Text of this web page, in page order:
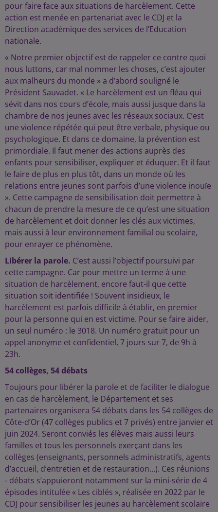
pour faire face aux situations de harcèlement. Cette
action est menée en partenariat avec le CDJ et la
Direction académique des services de l’Education
nationale.
« Notre premier objectif est de rappeler ce contre quoi
nous luttons, car mal nommer les choses, c’est ajouter
aux malheurs du monde » a d’abord souligné le
Président Sauvadet. « Le harcèlement est un fléau qui
sévit dans nos cours d’école, mais aussi jusque dans la
chambre de nos jeunes avec les réseaux sociaux. C’est
une violence répétée qui peut être verbale, physique ou
psychologique. Et dans ce domaine, la prévention est
primordiale. Il faut mener des actions auprès des
enfants pour sensibiliser, expliquer et éduquer. Et il faut
le faire de plus en plus tôt, dans un monde où les
relations entre jeunes sont parfois d’une violence inouïe
». Cette campagne de sensibilisation doit permettre à
chacun de prendre la mesure de ce qu’est une situation
de harcèlement et doit donner les clés aux victimes,
mais aussi à leur environnement familial ou scolaire,
pour enrayer ce phénomène.
Libérer la parole. C’est aussi l’objectif poursuivi par
cette campagne. Car pour mettre un terme à une
situation de harcèlement, encore faut-il que cette
situation soit identifiée ! Souvent insidieux, le
harcèlement est parfois difficile à établir, en premier
pour la personne qui en est victime. Pour se faire aider,
un seul numéro : le 3018. Un numéro gratuit pour un
appel anonyme et confidentiel, 7 jours sur 7, de 9h à
23h.
54 collèges, 54 débats
Toujours pour libérer la parole et de faciliter le dialogue
en cas de harcèlement, le Département et ses
partenaires organisera 54 débats dans les 54 collèges de
Côte-d’Or (47 collèges publics et 7 privés) entre janvier et
juin 2024. Seront conviés les élèves mais aussi leurs
familles et tous les personnels exerçant dans les
collèges (enseignants, personnels administratifs, agents
d’accueil, d’entretien et de restauration…). Ces réunions
- débats s’appuieront notamment sur la mini-série de 4
épisodes intitulée « Les ciblés », réalisée en 2022 par le
CDJ pour sensibiliser les jeunes au harcèlement scolaire